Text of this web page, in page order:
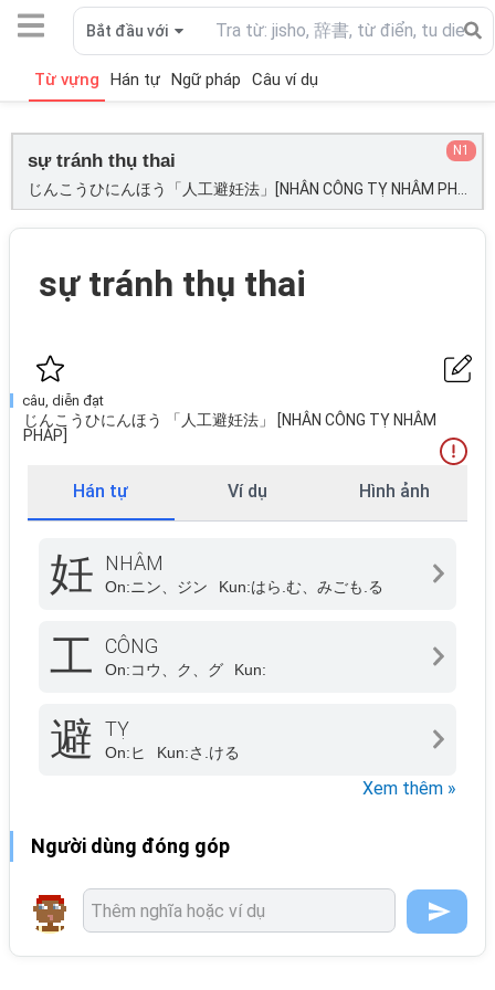
Bắt đầu với
Từ vựng Hán tự Ngữ pháp Câu ví dụ
sự tránh thụ thai N1
sự tránh thụ thai
câu, diễn đạt
じんこうひにんほう 「人工避妊法」 [NHÂN CÔNG TỴ NHÂM
PHÁP]
Hán tự Ví dụ Hình ảnh
妊 NHÂM
On:ニン、ジン Kun:はら.む、みごも.る
工 CÔNG
On:コウ、ク、グ Kun:
避 TỴ
On:ヒ Kun:さ.ける
Xem thêm »
Người dùng đóng góp